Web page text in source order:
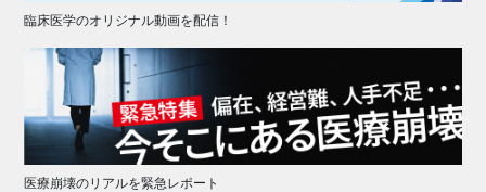
臨床医学のオリジナル動画を配信！
医療崩壊のリアルを緊急レポート